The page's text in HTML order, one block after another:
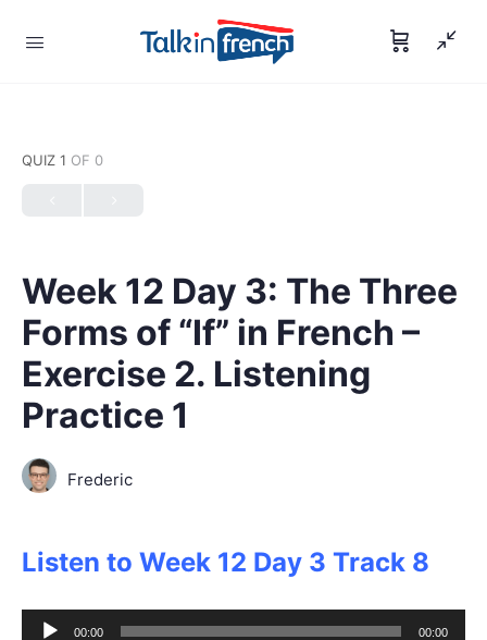
QUIZ 1 OF 0
Week 12 Day 3: The Three
Forms of “If” in French –
Exercise 2. Listening
Practice 1
Frederic
Listen to Week 12 Day 3 Track 8
Audio
00:00 00:00